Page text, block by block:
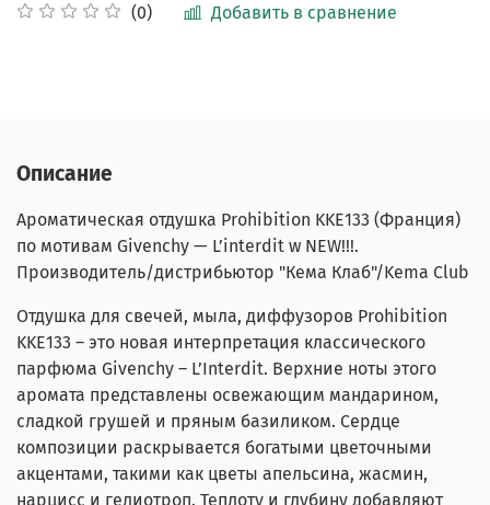
(0) Добавить в сравнение
Описание
Ароматическая отдушка Prohibition KKE133 (Франция)
по мотивам Givenchy — L’interdit w NEW!!!.
Производитель/дистрибьютор "Кема Клаб"/Kema Club
Отдушка для свечей, мыла, диффузоров Prohibition
KKE133 – это новая интерпретация классического
парфюма Givenchy – L’Interdit. Верхние ноты этого
аромата представлены освежающим мандарином,
сладкой грушей и пряным базиликом. Сердце
композиции раскрывается богатыми цветочными
акцентами, такими как цветы апельсина, жасмин,
нарцисс и гелиотроп. Теплоту и глубину добавляют